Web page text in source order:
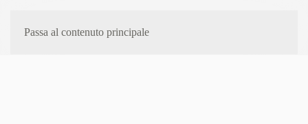
Passa al contenuto principale